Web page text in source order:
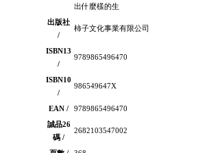
出什麼樣的生
出版社
/
柿子文化事業有限公司
ISBN13
/
9789865496470
ISBN10
/
986549647X
EAN /
9789865496470
誠品26
碼 /
2682103547002